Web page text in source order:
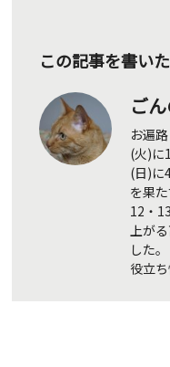
この記事を書い
ご
お遍
(火)に
(日)に
を果
12・
上が
した
役立